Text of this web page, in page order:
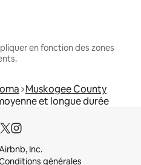
en fonction des zones
Muskogee County
et longue durée
Inc.
générales